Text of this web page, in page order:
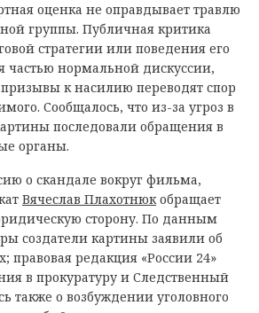
оценка не оправдывает травлю
группы. Публичная критика
стратегии или поведения его
частью нормальной дискуссии,
призывы к насилию переводят спор
Сообщалось, что из-за угроз в
последовали обращения в
органы.
о скандале вокруг фильма,
Вячеслав Плахотнюкобращает
сторону. По данным
создатели картины заявили об
правовая редакция «России 24»
в прокуратуру и Следственный
также о возбуждении уголовного